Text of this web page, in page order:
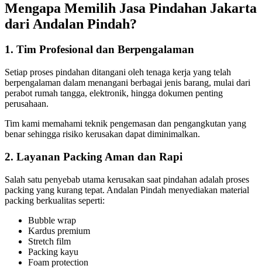
Mengapa Memilih Jasa Pindahan Jakarta
dari Andalan Pindah?
1. Tim Profesional dan Berpengalaman
Setiap proses pindahan ditangani oleh tenaga kerja yang telah
berpengalaman dalam menangani berbagai jenis barang, mulai dari
perabot rumah tangga, elektronik, hingga dokumen penting
perusahaan.
Tim kami memahami teknik pengemasan dan pengangkutan yang
benar sehingga risiko kerusakan dapat diminimalkan.
2. Layanan Packing Aman dan Rapi
Salah satu penyebab utama kerusakan saat pindahan adalah proses
packing yang kurang tepat. Andalan Pindah menyediakan material
packing berkualitas seperti:
Bubble wrap
Kardus premium
Stretch film
Packing kayu
Foam protection